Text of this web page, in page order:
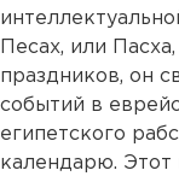
Песах, или
праздников, он
событий в
египетского
календарю. Этот